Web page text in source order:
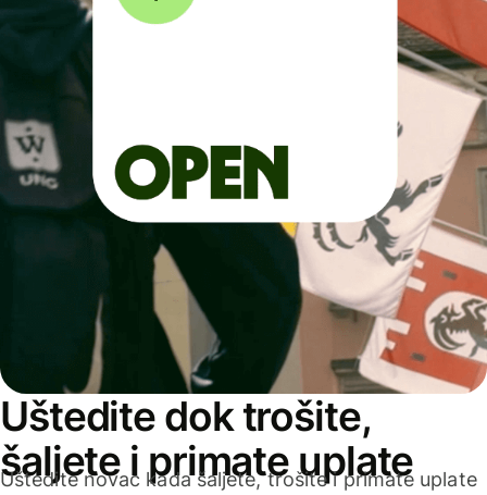
Uštedite dok trošite,
šaljete i primate uplate
Uštedite novac kada šaljete, trošite i primate uplate